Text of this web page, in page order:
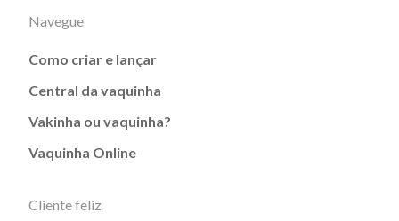
Navegue
Como criar e lançar
Central da vaquinha
Vakinha ou vaquinha?
Vaquinha Online
Cliente feliz